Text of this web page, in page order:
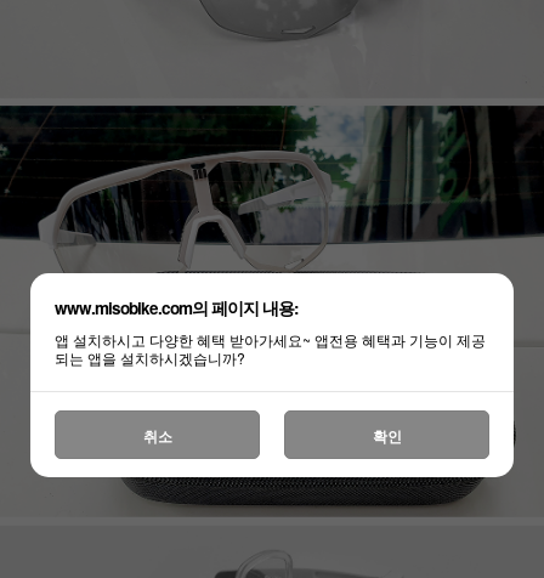
www.misobike.com의 페이지 내용:
앱 설치하시고 다양한 혜택 받아가세요~ 앱전용 혜택과 기능이 제공
되는 앱을 설치하시겠습니까?
취소 확인